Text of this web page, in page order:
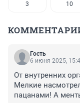
3 10
Гость
6 июня 2025,
От внутренних
Мелкие
пацанами! А